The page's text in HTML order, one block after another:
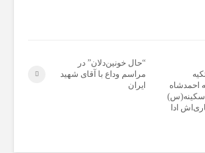
احمدشاه
سکینه(س)
ادا
“حال خونین‌دلان” در
مراسم وداع با آقای شهید
ایران